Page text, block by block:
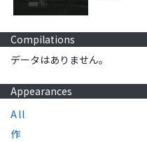
Compilations
データはありません。
Appearances
All
作